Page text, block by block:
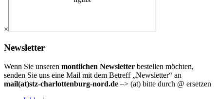
×
Newsletter
Wenn Sie unseren montlichen Newsletter bestellen möchten,
senden Sie uns eine Mail mit dem Betreff „Newsletter“ an
mail(at)stz-charlottenburg-nord.de –> (at) bitte durch @ ersetzen